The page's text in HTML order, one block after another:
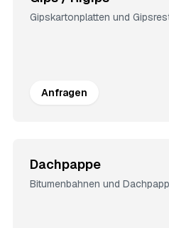
Gipskartonplatten und
Anfragen
Dachpappe
Bitumenbahnen und